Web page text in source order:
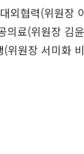
외협력(위원장
료(위원장 김
원장 서미화